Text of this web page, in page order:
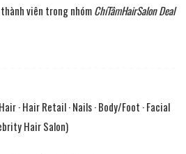
viên trong nhómChíTâmHairSalon Deal
· Hair Retail · Nails · Body/Foot · Facial
Hair Salon)